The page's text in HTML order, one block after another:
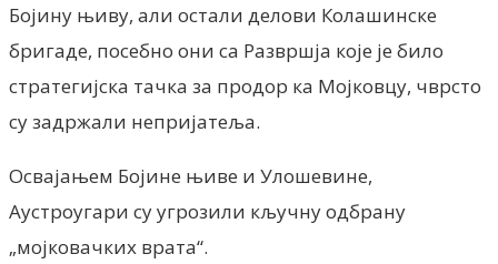
Бојину њиву, али остали делови Колашинске
бригаде, посебно они са Развршја које је било
стратегијска тачка за продор ка Мојковцу, чврсто
су задржали непријатеља.
Освајањем Бојине њиве и Улошевине,
Аустроугари су угрозили кључну одбрану
„мојковачких врата“.